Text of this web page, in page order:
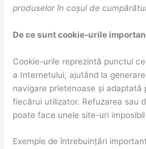
produselor în coșul de
De ce sunt cookie-urile
Cookie-urile reprezintă punctul
a Internetului, ajutând la
navigare prietenoase și adaptată
fiecărui utilizator. Refuzarea sau
poate face unele site-uri
Exemple de întrebuințări